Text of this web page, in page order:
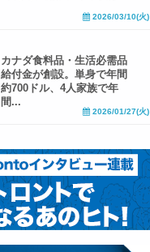
2026/03/10(火)
カナダ食料品・生活必需品
給付金が創設。単身で年間
約700ドル、4人家族で年
間...
2026/01/27(火)